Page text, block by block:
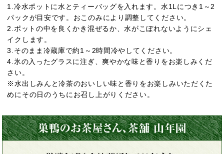
1.冷水ポットに水とティーバッグを入れます。水1Lにつき1～2
パックが目安です。おこのみにより調整してください。
2.ポットの中を良くかき混ぜるか、水がこぼれないようにシェ
イクします。
3.そのまま冷蔵庫で約1～2時間冷やしてください。
4.氷の入ったグラスに注ぎ、爽やかな味と香りをお楽しみくだ
さい。
※水出しみんと冷茶のおいしい味と香りをお楽しみいただくた
めにその日のうちにお召し上がりください。